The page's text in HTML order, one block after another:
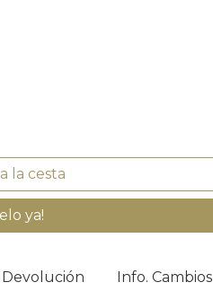
ya!
Devolución Info. Cambios